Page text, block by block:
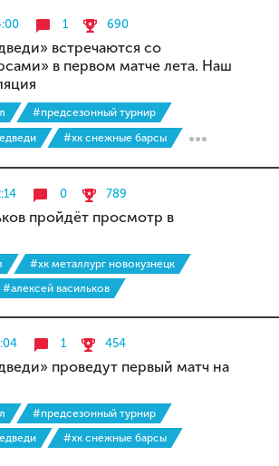
1 690
встречаются со
в первом матче лета. Наш
#предсезонный турнир
#хк снежные барсы
0 789
пройдёт просмотр в
#хк металлург новокузнецк
#алексей васильков
1 454
проведут первый матч на
#предсезонный турнир
#хк снежные барсы